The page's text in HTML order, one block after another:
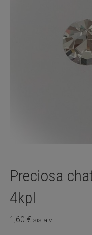
Preciosa
4kpl
1,60 € sis alv.